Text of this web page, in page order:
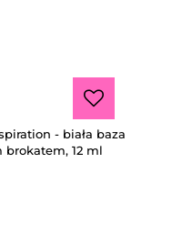
- biała baza
12 ml